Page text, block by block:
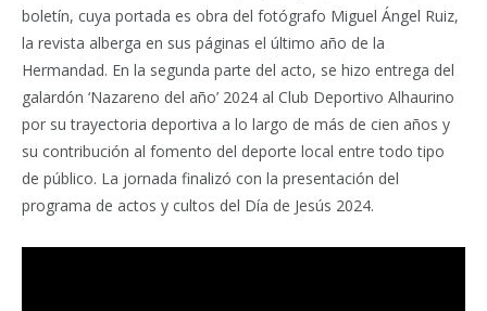
boletín, cuya portada es obra del fotógrafo Miguel Ángel Ruiz,
la revista alberga en sus páginas el último año de la
Hermandad. En la segunda parte del acto, se hizo entrega del
galardón ‘Nazareno del año’ 2024 al Club Deportivo Alhaurino
por su trayectoria deportiva a lo largo de más de cien años y
su contribución al fomento del deporte local entre todo tipo
de público. La jornada finalizó con la presentación del
programa de actos y cultos del Día de Jesús 2024.